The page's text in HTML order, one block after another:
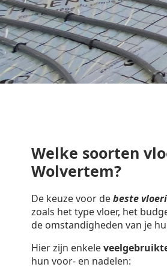
Welke soorten
Wolvertem?
De keuze voor debeste
zoals het type vloer, het
de omstandigheden van je
Hier zijn enkele
hun voor- en nadelen: